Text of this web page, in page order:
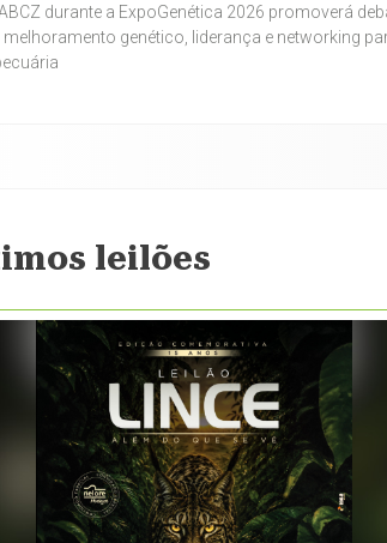
durante a ExpoGenética 2026 promoverá
genético, liderança e networking
leilões